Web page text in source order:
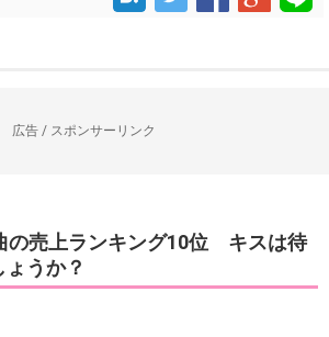
広告 / スポンサーリンク
の売上ランキング10位 キスは待
うか？